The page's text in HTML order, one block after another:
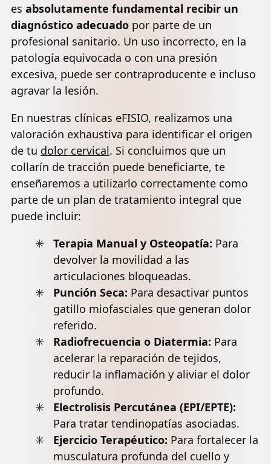
es absolutamente fundamental recibir un
diagnóstico adecuado por parte de un
profesional sanitario. Un uso incorrecto, en la
patología equivocada o con una presión
excesiva, puede ser contraproducente e incluso
agravar la lesión.
En nuestras clínicas eFISIO, realizamos una
valoración exhaustiva para identificar el origen
de tu dolor cervical. Si concluimos que un
collarín de tracción puede beneficiarte, te
enseñaremos a utilizarlo correctamente como
parte de un plan de tratamiento integral que
puede incluir:
Terapia Manual y Osteopatía: Para
devolver la movilidad a las
articulaciones bloqueadas.
Punción Seca: Para desactivar puntos
gatillo miofasciales que generan dolor
referido.
Radiofrecuencia o Diatermia: Para
acelerar la reparación de tejidos,
reducir la inflamación y aliviar el dolor
profundo.
Electrolisis Percutánea (EPI/EPTE):
Para tratar tendinopatías asociadas.
Ejercicio Terapéutico: Para fortalecer la
musculatura profunda del cuello y